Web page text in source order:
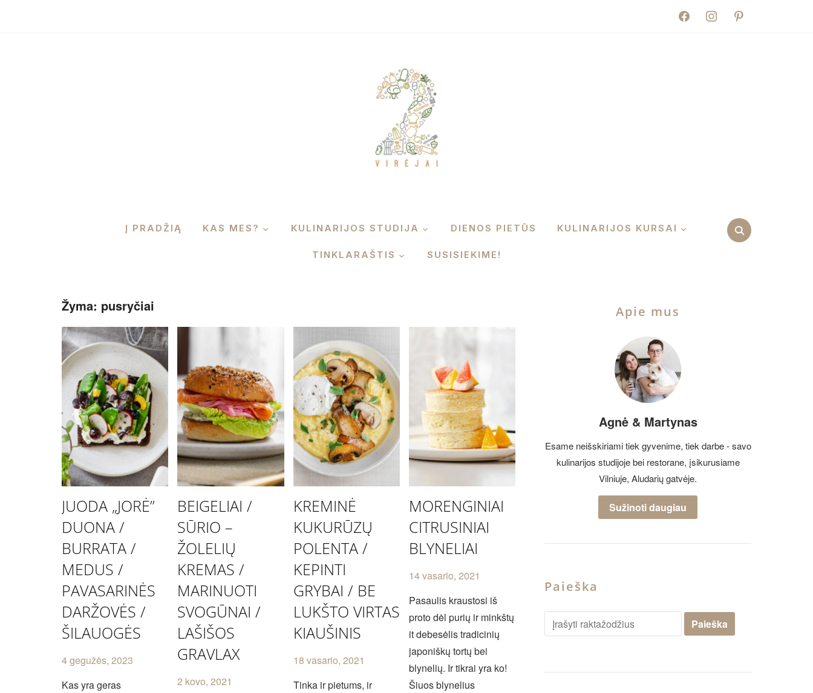
facebookinstagrampinterest
Į PRADŽIĄ KAS MES? KULINARIJOS STUDIJA DIENOS PIETŪS KULINARIJOS KURSAI
TINKLARAŠTIS SUSISIEKIME!
Žyma: pusryčiai
JUODA „JORĖ”
DUONA /
BURRATA /
MEDUS /
PAVASARINĖS
DARŽOVĖS /
ŠILAUOGĖS
4 gegužės, 2023
Kas yra geras
BEIGELIAI /
SŪRIO –
ŽOLELIŲ
KREMAS /
MARINUOTI
SVOGŪNAI /
LAŠIŠOS
GRAVLAX
2 kovo, 2021
KREMINĖ
KUKURŪZŲ
POLENTA /
KEPINTI
GRYBAI / BE
LUKŠTO VIRTAS
KIAUŠINIS
18 vasario, 2021
Tinka ir pietums, ir
MORENGINIAI
CITRUSINIAI
BLYNELIAI
14 vasario, 2021
Pasaulis kraustosi iš
proto dėl purių ir minkštų
it debesėlis tradicinių
japoniškų tortų bei
blynelių. Ir tikrai yra ko!
Šiuos blynelius
Apie mus
Agnė & Martynas
Esame neišskiriami tiek gyvenime, tiek darbe - savo
kulinarijos studijoje bei restorane, įsikurusiame
Vilniuje, Aludarių gatvėje.
Sužinoti daugiau
Paieška